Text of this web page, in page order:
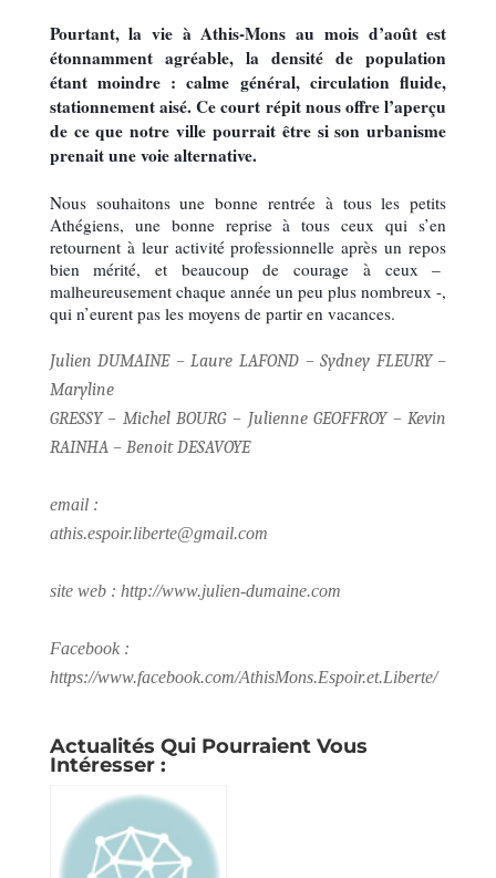
Pourtant, la vie à Athis-Mons au mois d’août est
étonnamment agréable, la densité de population
étant moindre : calme général, circulation fluide,
stationnement aisé. Ce court répit nous offre l’aperçu
de ce que notre ville pourrait être si son urbanisme
prenait une voie alternative.
Nous souhaitons une bonne rentrée à tous les petits
Athégiens, une bonne reprise à tous ceux qui s’en
retournent à leur activité professionnelle après un repos
bien mérité, et beaucoup de courage à ceux –
malheureusement chaque année un peu plus nombreux -,
qui n’eurent pas les moyens de partir en vacances.
Julien DUMAINE – Laure LAFOND – Sydney FLEURY –
Maryline
GRESSY – Michel BOURG – Julienne GEOFFROY – Kevin
RAINHA – Benoit DESAVOYE
email :
athis.espoir.liberte@gmail.com
site web : http://www.julien-dumaine.com
Facebook :
https://www.facebook.com/AthisMons.Espoir.et.Liberte/
Actualités Qui Pourraient Vous
Intéresser :